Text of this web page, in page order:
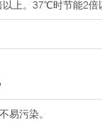
上。37℃时节能2倍
易污染。